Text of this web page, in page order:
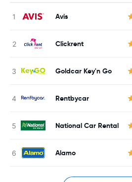
Avis
Clickrent
Goldcar Key'n Go
Rentbycar
National Car Rental
Alamo